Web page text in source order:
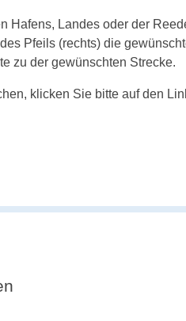
Hafens, Landes oder der
Pfeils (rechts) die
zu der gewünschten Strecke.
klicken Sie bitte auf den